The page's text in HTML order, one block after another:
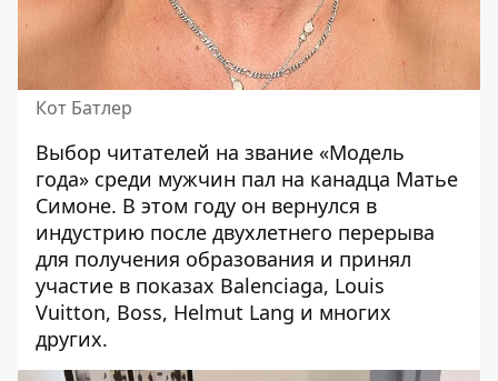
Кот Батлер
Выбор читателей на звание «Модель
года» среди мужчин пал на канадца Матье
Симоне. В этом году он вернулся в
индустрию после двухлетнего перерыва
для получения образования и принял
участие в показах Balenciaga, Louis
Vuitton, Boss, Helmut Lang и многих
других.